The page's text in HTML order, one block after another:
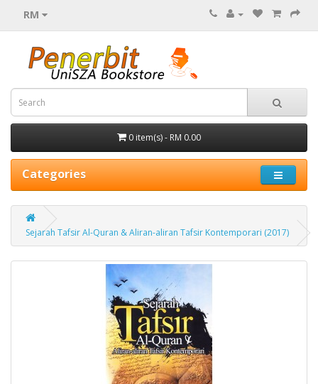
RM
0 item(s) - RM 0.00
Categories
Sejarah Tafsir Al-Quran & Aliran-aliran Tafsir Kontemporari (2017)